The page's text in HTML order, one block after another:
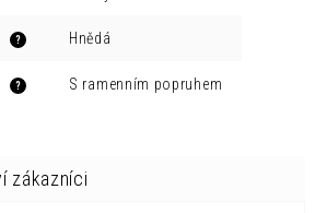
? Hnědá
? S ramenním popruhem